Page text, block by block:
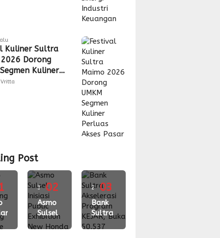
Kuliner Sultra
Dorong
Kuliner
Akses Pasar
Vritta
Post
02
3
minggu
lalu
Asmo
Sulsel
Inisiasi
03
2
minggu
lalu
Bank
Sultra
Akselerasi